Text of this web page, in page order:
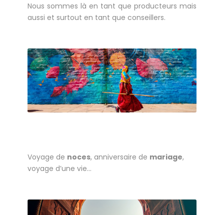
Nous sommes là en tant que producteurs mais
aussi et surtout en tant que conseillers.
Voyage de noces, anniversaire de mariage,
voyage d’une vie…